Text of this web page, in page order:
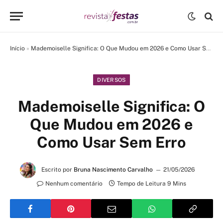
Início » Mademoiselle Significa: O Que Mudou em 2026 e Como Usar Sem Erro
DIVERSOS
Mademoiselle Significa: O
Que Mudou em 2026 e
Como Usar Sem Erro
Escrito por Bruna Nascimento Carvalho
21/05/2026
Nenhum comentário
Tempo de Leitura 9 Mins